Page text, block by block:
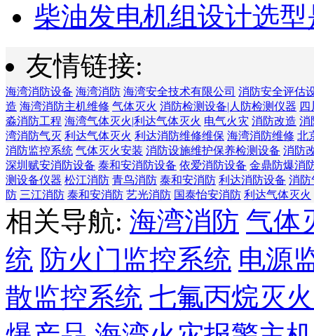
柴油发电机组设计选型
友情链接:
海湾消防设备 海湾消防 海湾安全技术有限公司 消防安全评估
造 海湾消防主机维修 气体灭火 消防检测设备|人防检测仪器
淼消防工程 海湾气体灭火|利达气体灭火 电气火灾 消防改造 消
湾消防气灭 利达气体灭火 利达消防维修维保 海湾消防维修 北
消防监控系统 气体灭火安装 消防设施维护保养检测设备 消防
深圳赋安消防设备 泰和安消防设备 依爱消防设备 金鼎防爆消
测设备仪器 松江消防 青鸟消防 泰和安消防 利达消防设备 消防
防 三江消防 泰和安消防 艺光消防 国泰怡安消防 利达气体灭火
相关导航: 海湾消防 气体
统 防火门监控系统 电源
散监控系统 七氟丙烷灭